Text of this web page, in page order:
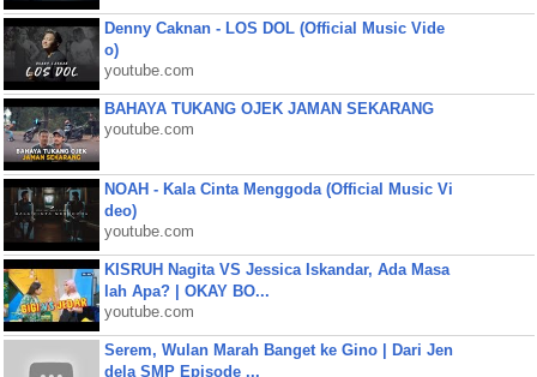
Denny Caknan - LOS DOL (Official Music Vide
o)
youtube.com
BAHAYA TUKANG OJEK JAMAN SEKARANG
youtube.com
NOAH - Kala Cinta Menggoda (Official Music Vi
deo)
youtube.com
KISRUH Nagita VS Jessica Iskandar, Ada Masa
lah Apa? | OKAY BO...
youtube.com
Serem, Wulan Marah Banget ke Gino | Dari Jen
dela SMP Episode ...